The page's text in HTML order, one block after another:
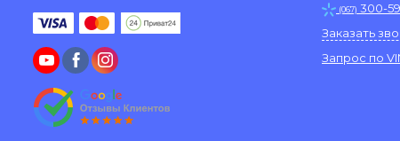
(067) 300-
Заказать
Запрос по